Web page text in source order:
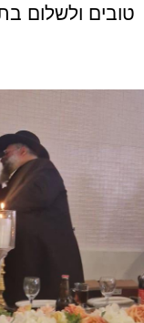
טובים ולשלום